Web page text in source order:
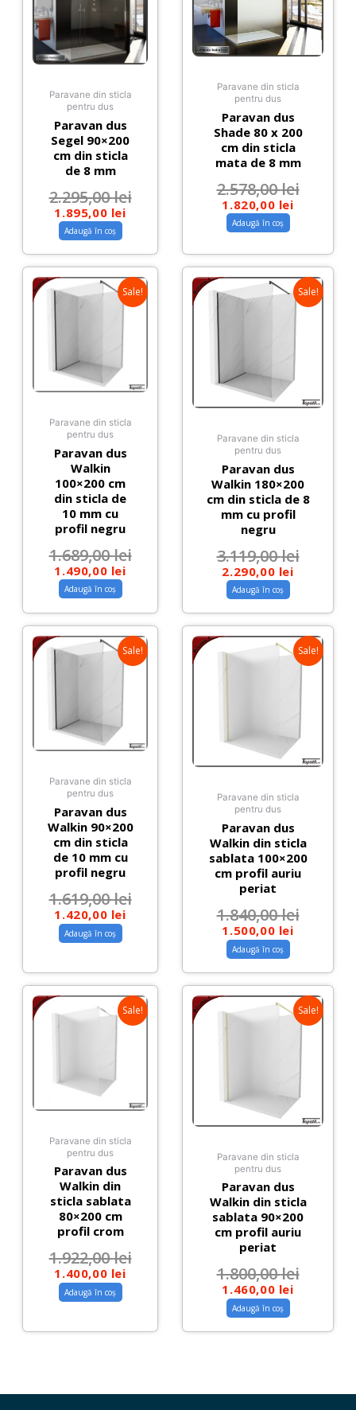
Paravane din sticla
pentru dus
Paravan dus
Segel 90×200
cm din sticla
de 8 mm
2.295,00lei
1.895,00 lei
Adaugă în coș
Paravane din sticla
pentru dus
Paravan dus
Shade 80 x 200
cm din sticla
mata de 8 mm
2.578,00lei
1.820,00 lei
Adaugă în coș
Sale!
Paravane din sticla
pentru dus
Paravan dus
Walkin
100×200 cm
din sticla de
10 mm cu
profil negru
1.689,00lei
1.490,00 lei
Adaugă în coș
Sale!
Paravane din sticla
pentru dus
Paravan dus
Walkin 180×200
cm din sticla de 8
mm cu profil
negru
3.119,00lei
2.290,00 lei
Adaugă în coș
Sale!
Paravane din sticla
pentru dus
Paravan dus
Walkin 90×200
cm din sticla
de 10 mm cu
profil negru
1.619,00lei
1.420,00 lei
Adaugă în coș
Sale!
Paravane din sticla
pentru dus
Paravan dus
Walkin din sticla
sablata 100×200
cm profil auriu
periat
1.840,00lei
1.500,00 lei
Adaugă în coș
Sale!
Paravane din sticla
pentru dus
Paravan dus
Walkin din
sticla sablata
80×200 cm
profil crom
1.922,00lei
1.400,00 lei
Adaugă în coș
Sale!
Paravane din sticla
pentru dus
Paravan dus
Walkin din sticla
sablata 90×200
cm profil auriu
periat
1.800,00lei
1.460,00 lei
Adaugă în coș